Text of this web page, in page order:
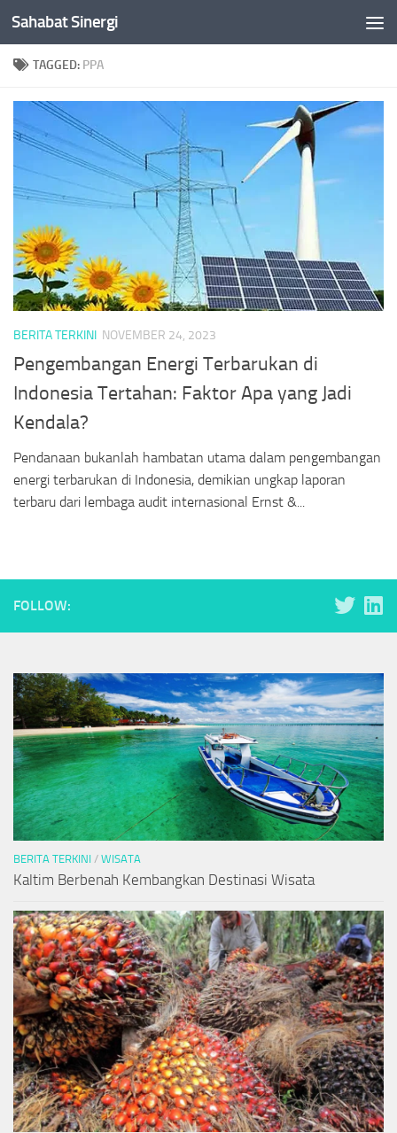
Skip to content
Sahabat Sinergi
TAGGED: PPA
BERITA TERKINI NOVEMBER 24, 2023
Pengembangan Energi Terbarukan di
Indonesia Tertahan: Faktor Apa yang Jadi
Kendala?
Pendanaan bukanlah hambatan utama dalam pengembangan
energi terbarukan di Indonesia, demikian ungkap laporan
terbaru dari lembaga audit internasional Ernst &...
FOLLOW:
BERITA TERKINI / WISATA
Kaltim Berbenah Kembangkan Destinasi Wisata